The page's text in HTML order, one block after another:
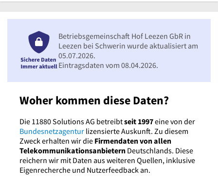
Woher kommen diese Daten?
Die 11880 Solutions AG betreibtseit 1997eine von der
Bundesnetzagentur lizensierte Auskunft. Zu diesem
Zweck erhalten wir die Firmendaten von allen
Telekommunikationsanbietern Deutschlands. Diese
reichern wir mit Daten aus weiteren Quellen, inklusive
Eigenrecherche und Nutzerfeedback an.
Betriebsgemeinschaft Hof Leezen GbR in
Leezen bei Schwerin wurde aktualisiert am
05.07.2026.
Eintragsdaten vom 08.04.2026.